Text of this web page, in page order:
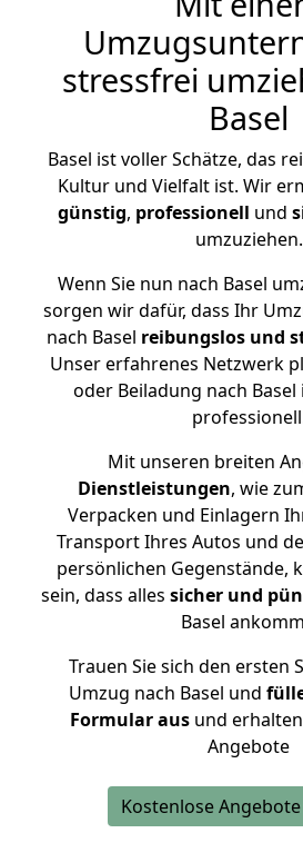
stressfrei
Basel
Basel ist voller Schätze, das
Kultur und Vielfalt ist. Wir
günstig, professionell und
umzuziehen.
Wenn Sie nun nach Basel
sorgen wir dafür, dass Ihr
nach Basel reibungslos und
Unser erfahrenes Netzwerk
oder Beiladung nach
Mit unseren breiten
Dienstleistungen, wie
Verpacken und Einlagern
Transport Ihres Autos und
persönlichen Gegenstände,
sein, dass alles sicher und
Basel
Trauen Sie sich den ersten
Umzug nach Basel und
Formular ausund
Angebote
Kostenlose